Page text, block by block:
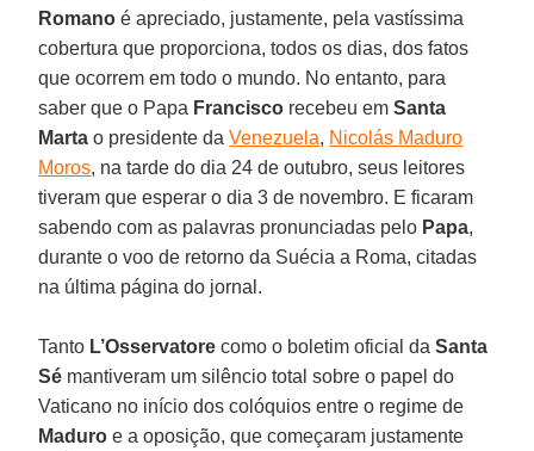
Romano é apreciado, justamente, pela vastíssima
cobertura que proporciona, todos os dias, dos fatos
que ocorrem em todo o mundo. No entanto, para
saber que o Papa Francisco recebeu emSanta
Marta o presidente daVenezuela, Nicolás Maduro
Moros, na tarde do dia 24 de outubro, seus leitores
tiveram que esperar o dia 3 de novembro. E ficaram
sabendo com as palavras pronunciadas pelo Papa,
durante o voo de retorno da Suécia a Roma, citadas
na última página do jornal.
Tanto L’Osservatore como o boletim oficial daSanta
Sé mantiveram um silêncio total sobre o papel do
Vaticano no início dos colóquios entre o regime de
Maduro e a oposição, que começaram justamente